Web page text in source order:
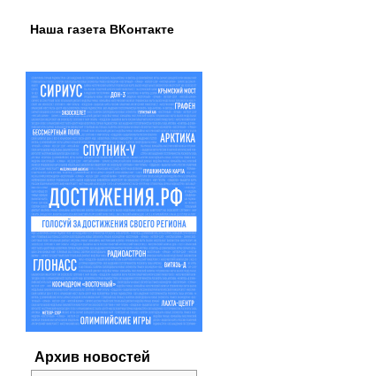
Наша газета ВКонтакте
Архив новостей